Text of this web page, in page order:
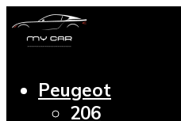
Peugeot
206